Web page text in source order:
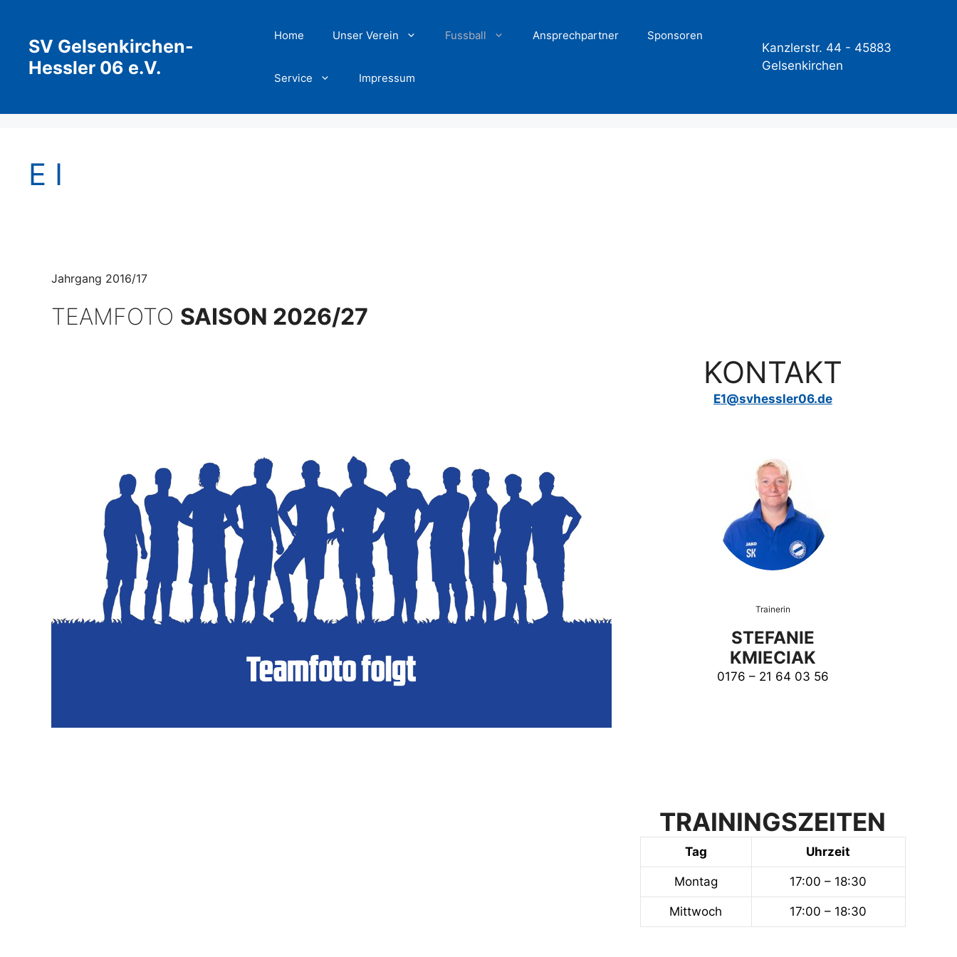
springenSV Gelsenkirchen-
Hessler 06 e.V.
Home Unser Verein Fussball Ansprechpartner Sponsoren
Service Impressum
Kanzlerstr. 44 - 45883
Gelsenkirchen
E I
Jahrgang 2016/17
TEAMFOTO SAISON 2026/27
KONTAKT
E1@svhessler06.de
Trainerin
STEFANIE
KMIECIAK
0176 – 21 64 03 56
TRAININGSZEITEN
Tag Uhrzeit
Montag 17:00 – 18:30
Mittwoch 17:00 – 18:30